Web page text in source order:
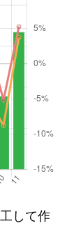
して作